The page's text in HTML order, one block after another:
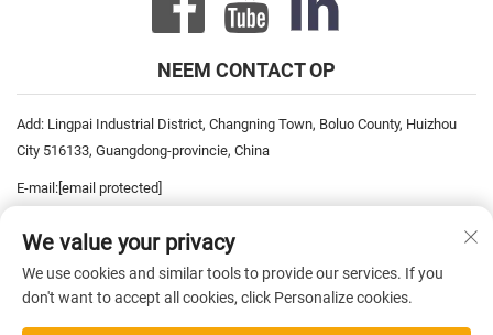
NEEM CONTACT OP
Add: Lingpai Industrial District, Changning Town, Boluo County, Huizhou
City 516133, Guangdong-provincie, China
E-mail:[email protected]
We value your privacy
We use cookies and similar tools to provide our services. If you
don't want to accept all cookies, click Personalize cookies.